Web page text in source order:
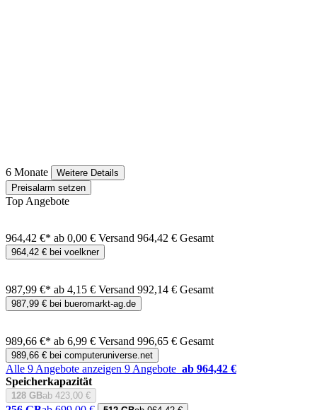
6 Monate
Weitere Details
Preisalarm setzen
Top Angebote
964,42 €* ab 0,00 € Versand 964,42 € Gesamt
964,42 € bei voelkner
987,99 €* ab 4,15 € Versand 992,14 € Gesamt
987,99 € bei bueromarkt-ag.de
989,66 €* ab 6,99 € Versand 996,65 € Gesamt
989,66 € bei computeruniverse.net
Alle 9 Angebote anzeigen 9 Angebote ab 964,42 €
Speicherkapazität
128 GBab 423,00 €